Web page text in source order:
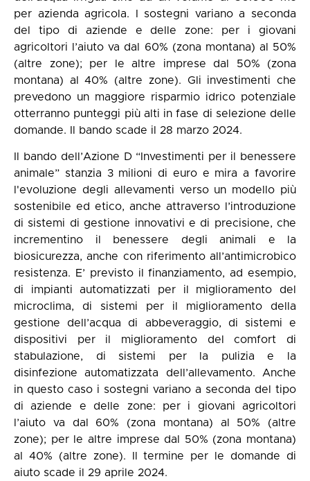
per azienda agricola. I sostegni variano a seconda
del tipo di aziende e delle zone: per i giovani
agricoltori l’aiuto va dal 60% (zona montana) al 50%
(altre zone); per le altre imprese dal 50% (zona
montana) al 40% (altre zone). Gli investimenti che
prevedono un maggiore risparmio idrico potenziale
otterranno punteggi più alti in fase di selezione delle
domande. Il bando scade il 28 marzo 2024.
Il bando dell’Azione D “Investimenti per il benessere
animale” stanzia 3 milioni di euro e mira a favorire
l'evoluzione degli allevamenti verso un modello più
sostenibile ed etico, anche attraverso l’introduzione
di sistemi di gestione innovativi e di precisione, che
incrementino il benessere degli animali e la
biosicurezza, anche con riferimento all’antimicrobico
resistenza. E’ previsto il finanziamento, ad esempio,
di impianti automatizzati per il miglioramento del
microclima, di sistemi per il miglioramento della
gestione dell’acqua di abbeveraggio, di sistemi e
dispositivi per il miglioramento del comfort di
stabulazione, di sistemi per la pulizia e la
disinfezione automatizzata dell’allevamento. Anche
in questo caso i sostegni variano a seconda del tipo
di aziende e delle zone: per i giovani agricoltori
l’aiuto va dal 60% (zona montana) al 50% (altre
zone); per le altre imprese dal 50% (zona montana)
al 40% (altre zone). Il termine per le domande di
aiuto scade il 29 aprile 2024.